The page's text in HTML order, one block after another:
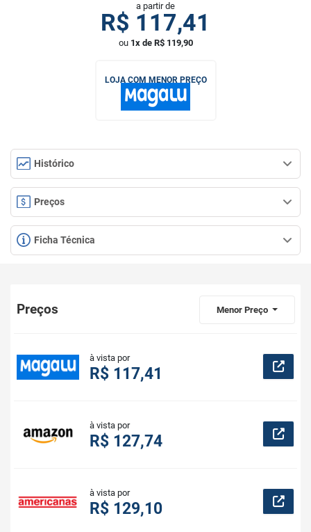
a partir de
R$ 117,41
ou 1x de R$ 119,90
LOJA COM MENOR PREÇO
Histórico
Preços
Ficha Técnica
Preços Menor Preço
à vista por
R$ 117,41
à vista por
R$ 127,74
à vista por
R$ 129,10